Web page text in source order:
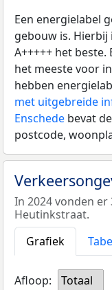
Een energielabel
gebouw is. Hierbij
A+++++ het
het meeste voor
hebben
met uitgebreide
Enschede bevat
postcode,
In 2024 vonden
Heutinkstraat.
Grafiek
Afloop: Totaal